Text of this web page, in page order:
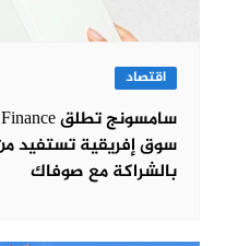
اقتصاد
سوق إفريقية تستفيد
بالشراكة مع صوفاك